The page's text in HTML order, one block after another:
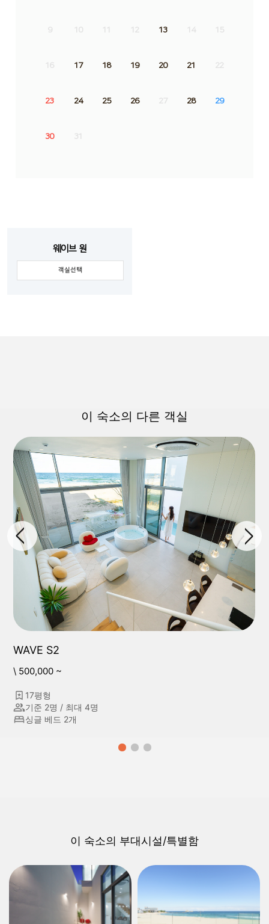
9 10 11 12 13 14 15
16 17 18 19 20 21 22
23 24 25 26 27 28 29
30 31
웨이브 원
객실선택
이 숙소의 다른 객실
WAVE S2
\ 500,000 ~
17평형
기준 2명 / 최대 4명
싱글 베드 2개
이 숙소의 부대시설/특별함